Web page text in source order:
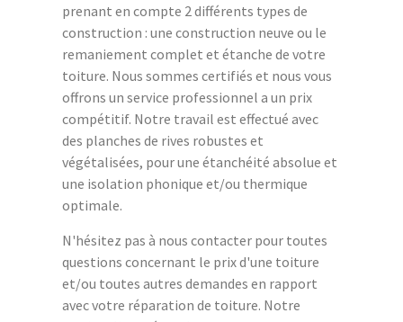
prenant en compte 2 différents types de
construction : une construction neuve ou le
remaniement complet et étanche de votre
toiture. Nous sommes certifiés et nous vous
offrons un service professionnel a un prix
compétitif. Notre travail est effectué avec
des planches de rives robustes et
végétalisées, pour une étanchéité absolue et
une isolation phonique et/ou thermique
optimale.
N'hésitez pas à nous contacter pour toutes
questions concernant le prix d'une toiture
et/ou toutes autres demandes en rapport
avec votre réparation de toiture. Notre